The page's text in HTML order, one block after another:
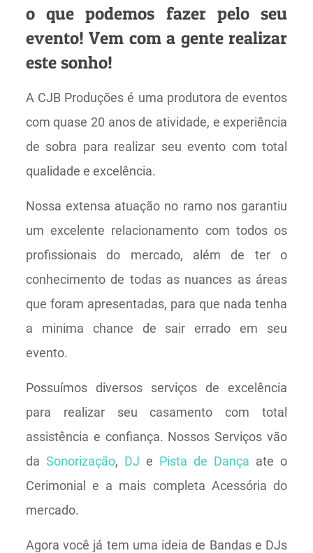
o que podemos fazer pelo seu
evento! Vem com a gente realizar
este sonho!
A CJB Produções é uma produtora de eventos
com quase 20 anos de atividade, e experiência
de sobra para realizar seu evento com total
qualidade e excelência.
Nossa extensa atuação no ramo nos garantiu
um excelente relacionamento com todos os
profissionais do mercado, além de ter o
conhecimento de todas as nuances as áreas
que foram apresentadas, para que nada tenha
a minima chance de sair errado em seu
evento.
Possuímos diversos serviços de excelência
para realizar seu casamento com total
assistência e confiança. Nossos Serviços vão
da Sonorização, DJ e Pista de Dança ate o
Cerimonial e a mais completa Acessória do
mercado.
Agora você já tem uma ideia de Bandas e DJs